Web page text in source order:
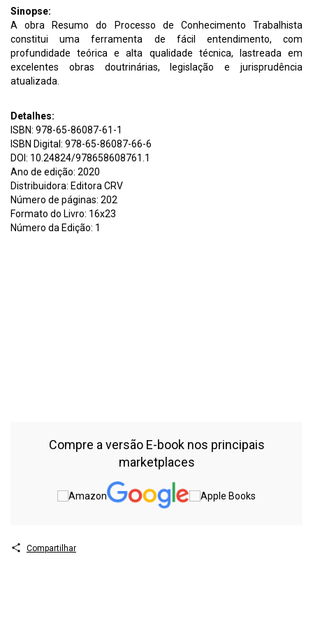
Sinopse:
A obra Resumo do Processo de Conhecimento Trabalhista
constitui uma ferramenta de fácil entendimento, com
profundidade teórica e alta qualidade técnica, lastreada em
excelentes obras doutrinárias, legislação e jurisprudência
atualizada.
Detalhes:
ISBN: 978-65-86087-61-1
ISBN Digital: 978-65-86087-66-6
DOI: 10.24824/978658608761.1
Ano de edição: 2020
Distribuidora: Editora CRV
Número de páginas: 202
Formato do Livro: 16x23
Número da Edição: 1
Compre a versão E-book nos principais
marketplaces
Compartilhar